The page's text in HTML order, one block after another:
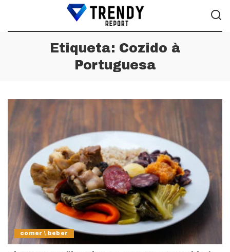
Etiqueta: Cozido à
Portuguesa
comer \ beber